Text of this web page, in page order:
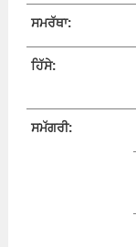
ਸਮਰੱਥਾ:
ਹਿੱਸੇ:
ਸਮੱਗਰੀ: